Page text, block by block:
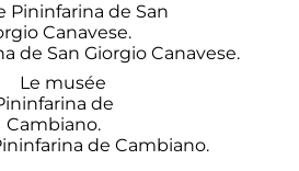
de San Giorgio Canavese.
de Cambiano.